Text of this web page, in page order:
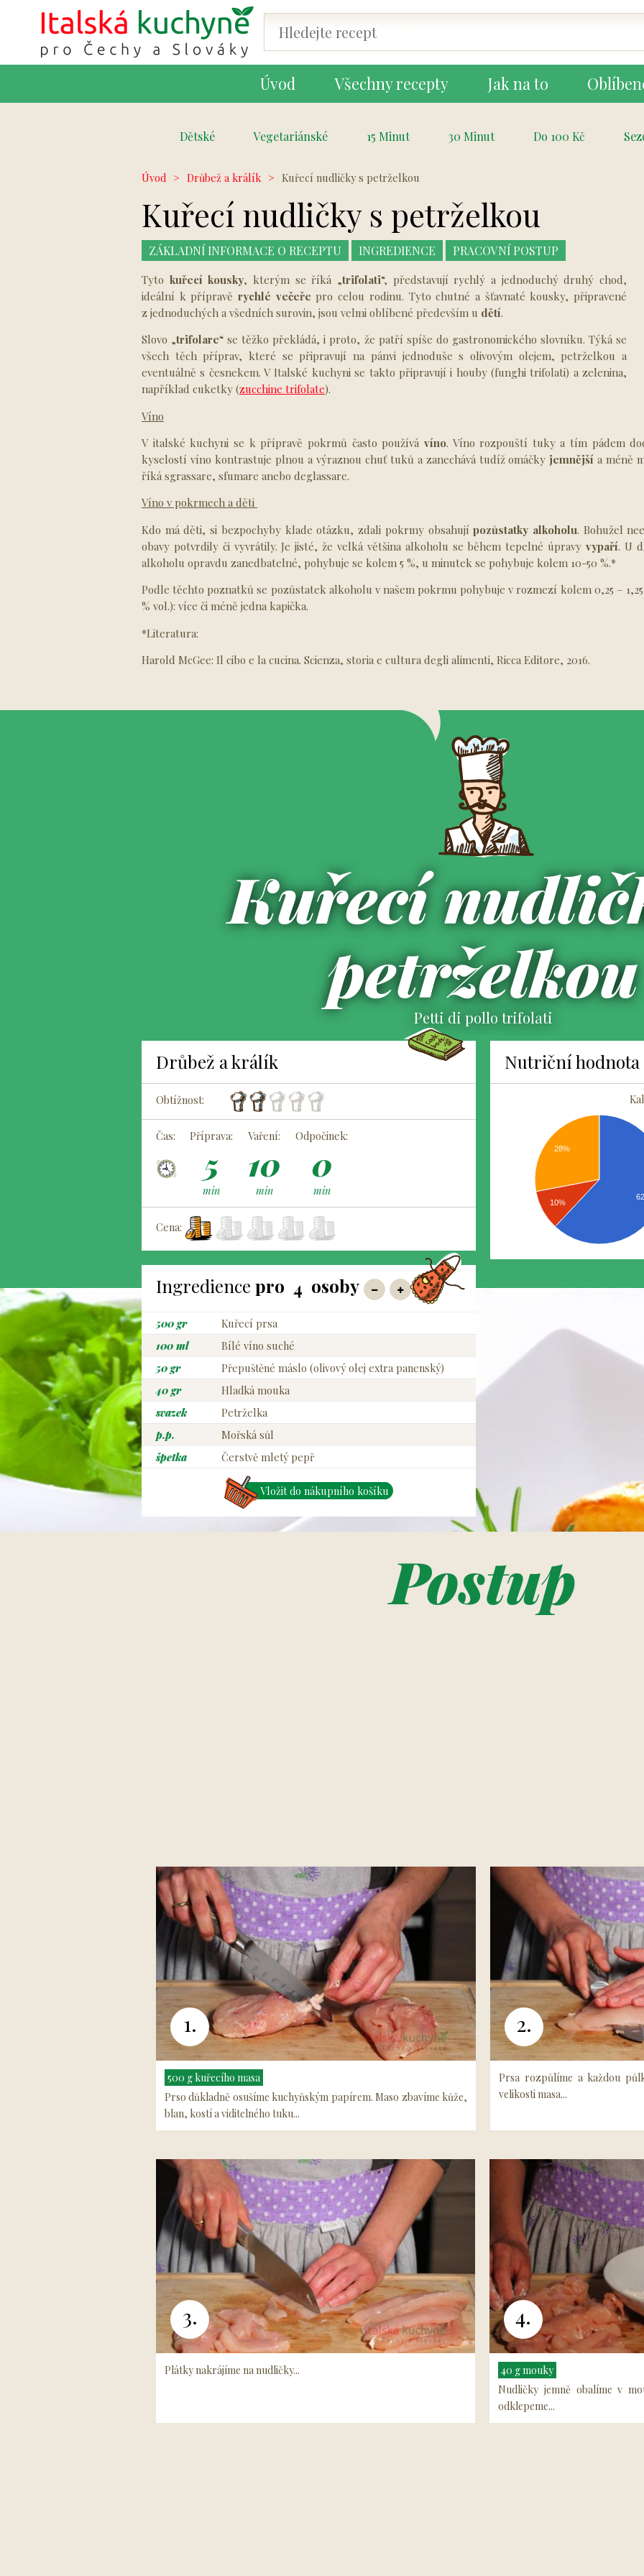
Úvod Všechny recepty Jak na to
Dětské Vegetariánské 15 Minut 30 Minut Do 100 Kč
Úvod > Drůbež a králík > Kuřecí nudličky s petrželkou
Kuřecí nudličky s petrželkou
ZÁKLADNÍ INFORMACE O RECEPTU INGREDIENCE PRACOVNÍ POSTUP
Tyto kuřecí kousky, kterým se říká „trifolati“, představují rychlý a jednoduchý druhý chod,
ideální k přípravěrychlé večeře pro celou rodinu. Tyto chutné a šťavnaté kousky, připravené
z jednoduchých a všedních surovin, jsou velmi oblíbené především u dětí.
Slovo „trifolare“ se těžko překládá, i proto, že patří spíše do gastronomického slovníku. Týká se
všech těch příprav, které se připravují na pánvi jednoduše s olivovým olejem, petrželkou a
eventuálně s česnekem. V Italské kuchyni se takto připravují i houby (funghi trifolati) a zelenina,
například cuketky (zucchine trifolate).
Víno
V italské kuchyni se k přípravě pokrmů často používá víno. Víno rozpouští tuky a tím pádem
kyselostí víno kontrastuje plnou a výraznou chuť tuků a zanechává tudíž omáčkyjemnější a méně
říká sgrassare, sfumare anebo deglassare.
Víno v pokrmech a děti
Kdo má děti, si bezpochyby klade otázku, zdali pokrmy obsahujípozůstatky alkoholu. Bohužel
obavy potvrdily či vyvrátily. Je jisté, že velká většina alkoholu se během tepelné úpravy vypaří. U
alkoholu opravdu zanedbatelné, pohybuje se kolem 5 %, u minutek se pohybuje kolem 10-50 %.*
Podle těchto poznatků se pozůstatek alkoholu v našem pokrmu pohybuje v rozmezí kolem 0,25 –
% vol.): více či méně jedna kapička.
*Literatura:
Harold McGee: Il cibo e la cucina. Scienza, storia e cultura degli alimenti, Ricca Editore, 2016.
Kuřecí
petrželkou
Petti di pollo trifolati
Drůbež a králík
Obtížnost:
Čas: Příprava: Vaření: Odpočinek:
5
min
10
min
0
min
Cena:
Ingredience pro osoby
500 gr
Kuřecí prsa
100 ml
Bílé víno suché
50 gr
Přepuštěné máslo (olivový olej extra panenský)
40 gr
Hladká mouka
svazek
Petrželka
p.p.
Mořská sůl
špetka
Čerstvě mletý pepř
Vložit do nákupního košíku
Nutriční hodnota
28%
10%
Postup
1.
500 g kuřecího masa
Prso důkladně osušíme kuchyňským papírem. Maso zbavíme kůže,
blan, kostí a viditelného tuku...
2.
Prsa rozpůlíme a každou
velikosti masa...
3.
Plátky nakrájíme na nudličky...
4.
40 g mouky
Nudličky jemně obalíme v
odklepeme...